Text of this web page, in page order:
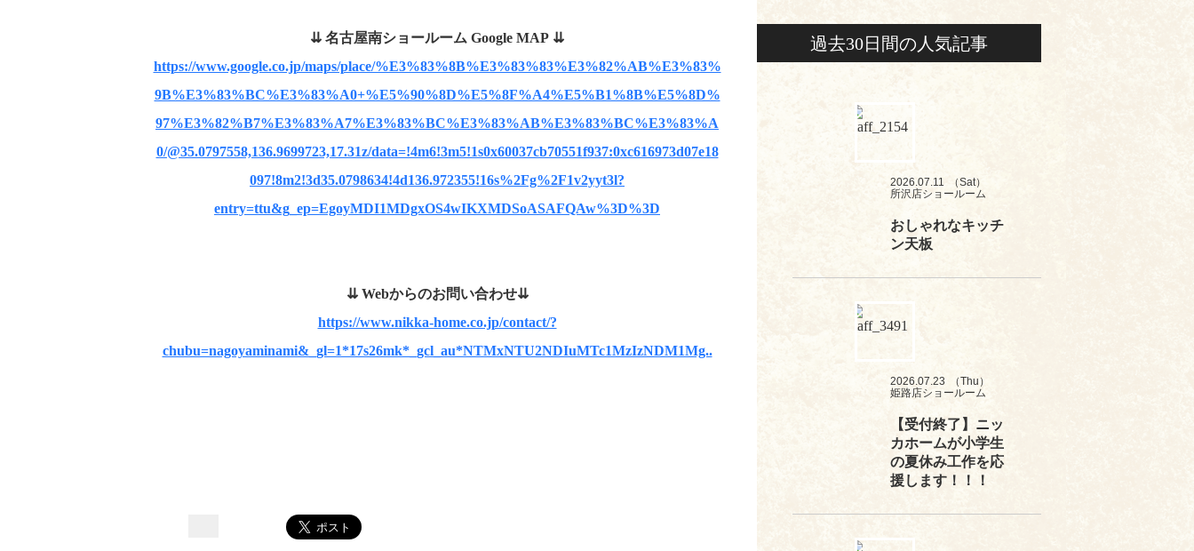
⇊ 名古屋南ショールーム Google MAP ⇊
https://www.google.co.jp/maps/place/%E3%83%8B%E3%83%83%E3%82%AB%E3%83%
9B%E3%83%BC%E3%83%A0+%E5%90%8D%E5%8F%A4%E5%B1%8B%E5%8D%
97%E3%82%B7%E3%83%A7%E3%83%BC%E3%83%AB%E3%83%BC%E3%83%A
0/@35.0797558,136.9699723,17.31z/data=!4m6!3m5!1s0x60037cb70551f937:0xc616973d07e18
097!8m2!3d35.0798634!4d136.972355!16s%2Fg%2F1v2yyt3l?
entry=ttu&g_ep=EgoyMDI1MDgxOS4wIKXMDSoASAFQAw%3D%3D
⇊Webからのお問い合わせ⇊
https://www.nikka-home.co.jp/contact/?
chubu=nagoyaminami&_gl=1*17s26mk*_gcl_au*NTMxNTU2NDIuMTc1MzIzNDM1Mg..
過去30日間の人気記事
2026.07.11
（Sat）
所沢店ショールーム
おしゃれなキッチ
ン天板
2026.07.23
（Thu）
姫路店ショールーム
【受付終了】ニッ
カホームが小学生
の夏休み工作を応
援します！！！